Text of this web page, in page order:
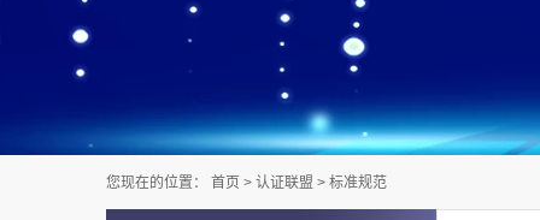
您现在的位置： 首页 > 认证联盟 > 标准规范